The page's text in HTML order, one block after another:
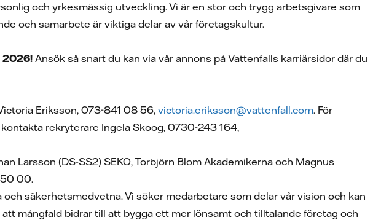
och yrkesmässig utveckling. Vi är en stor och trygg arbetsgivare som
och samarbete är viktiga delar av vår företagskultur.
2026! Ansök så snart du kan via vår annons på Vattenfalls karriärsidor där du
Eriksson, 073-841 08 56,victoria.eriksson@vattenfall.com. För
rekryterare Ingela Skoog, 0730-243 164,
Larsson (DS-SS2) SEKO, Torbjörn Blom Akademikerna och Magnus
50 00.
säkerhetsmedvetna. Vi söker medarbetare som delar vår vision och kan
mångfald bidrar till att bygga ett mer lönsamt och tilltalande företag och